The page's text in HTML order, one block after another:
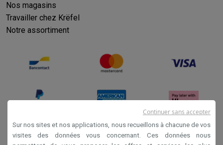
Nos magasins
Travailler chez Krëfel
Notre assortiment
Sur nos sites et nos applications, nous recueillons à chacune de vos
visites des données vous concernant. Ces données nous
Continuer sans accepter